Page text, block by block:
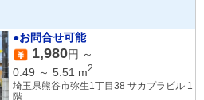
●お問合せ可能
1,980円 ～
0.49 ～ 5.51 m2
埼玉県熊谷市弥生1丁目38 サカプラビル 1
階